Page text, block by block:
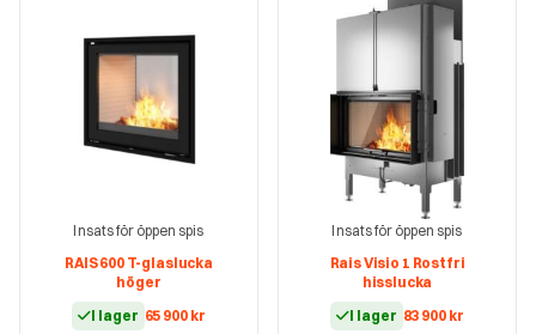
Insats för öppen spis
RAIS 600 T-glaslucka
höger
I lager 65 900 kr
Insats för öppen spis
Rais Visio 1 Rostfri
hisslucka
I lager 83 900 kr